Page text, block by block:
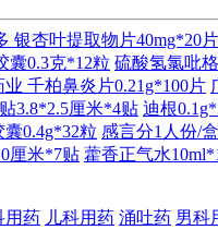
银杏叶提取物片40mg*20片
囊0.3克*12粒 硫酸氢氯吡
业 千柏鼻炎片0.21g*100片
3.8*2.5厘米*4贴 迪根
0.4g*32粒 感言分1人份/盒
厘米*7贴 藿香正气水
用药 儿科用药 涌吐药 男科